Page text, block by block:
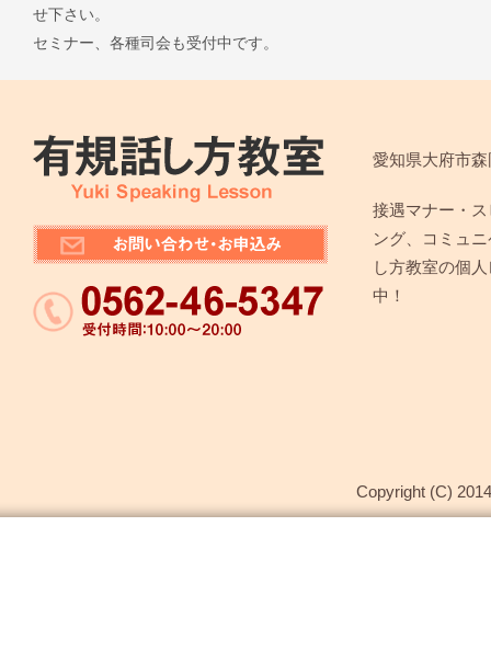
せ下さい。
セミナー、各種司会も受付中です。
愛知県大府市
接遇マナー・
ング、コミュ
し方教室の個
中！
Copyright (C)